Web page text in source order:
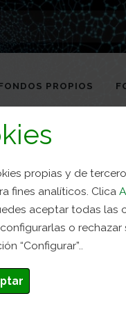
propias y de
fines analíticos. Clica
aceptar todas las
o rechazar
“Configurar”..
PROPIOS